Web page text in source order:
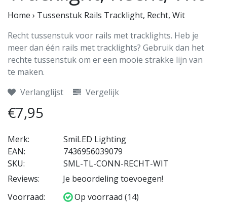
Home › Tussenstuk Rails Tracklight, Recht, Wit
Recht tussenstuk voor rails met tracklights. Heb je
meer dan één rails met tracklights? Gebruik dan het
rechte tussenstuk om er een mooie strakke lijn van
te maken.
Verlanglijst
Vergelijk
€7,95
Merk:
SmiLED Lighting
EAN:
7436956039079
SKU:
SML-TL-CONN-RECHT-WIT
Reviews:
Je beoordeling toevoegen!
Voorraad:
Op voorraad (14)